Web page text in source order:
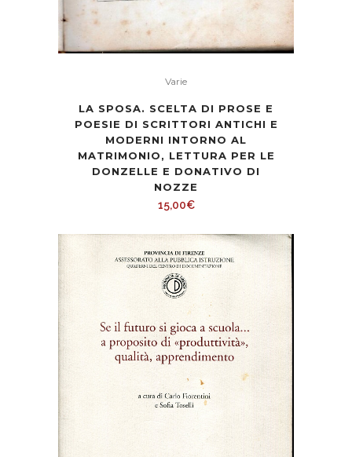
Varie
LA SPOSA. SCELTA DI PROSE E
POESIE DI SCRITTORI ANTICHI E
MODERNI INTORNO AL
MATRIMONIO, LETTURA PER LE
DONZELLE E DONATIVO DI
NOZZE
15,00€